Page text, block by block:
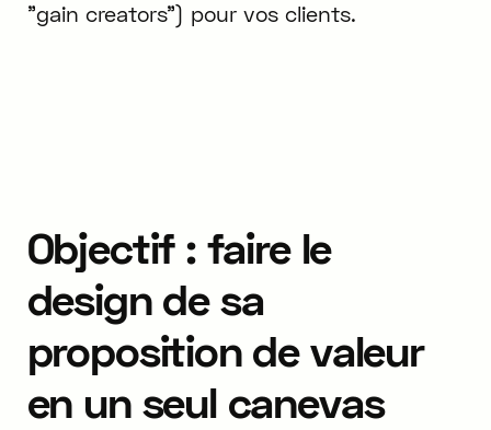
"gain creators") pour vos clients.
Objectif : faire le
design de sa
proposition de valeur
en un seul canevas